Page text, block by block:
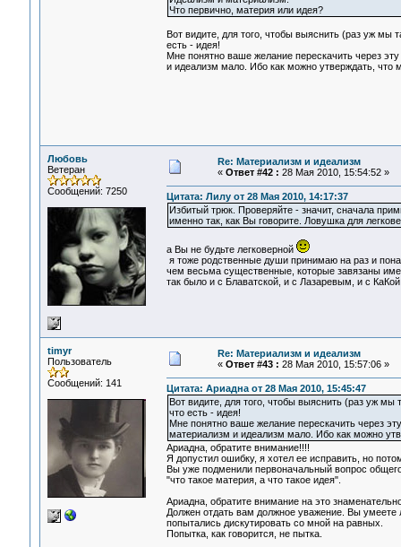
Что первично, материя или идея?
Вот видите, для того, чтобы выяснить (раз уж мы
есть - идея!
Мне понятно ваше желание перескачить через
и идеализм мало. Ибо как можно утверждать, что
Любовь
Ветеран
Сообщений: 7250
Re: Материализм и идеализм
« Ответ #42 : 28 Мая 2010, 15:54:52 »
Цитата: Лилу от 28 Мая 2010, 14:17:37
Избитый трюк. Проверяйте - значит, сначала
именно так, как Вы говорите. Ловушка для
а Вы не будьте легковерной
я тоже родственные души принимаю на раз и
чем весьма существенные, которые завязаны
так было и с Блаватской, и с Лазаревым, и с
timyr
Пользователь
Сообщений: 141
Re: Материализм и идеализм
« Ответ #43 : 28 Мая 2010, 15:57:06 »
Цитата: Ариадна от 28 Мая 2010, 15:45:47
Вот видите, для того, чтобы выяснить (раз уж
что есть - идея!
Мне понятно ваше желание перескачить через
материализм и идеализм мало. Ибо как можно
Ариадна, обратите внимание!!!!
Я допустил ошибку, я хотел ее исправить, но
Вы уже подменили первоначальный вопрос
"что такое материя, а что такое идея".
Ариадна, обратите внимание на это
Должен отдать вам должное уважение. Вы умеете
попытались дискутировать со мной на равных.
Попытка, как говорится, не пытка.